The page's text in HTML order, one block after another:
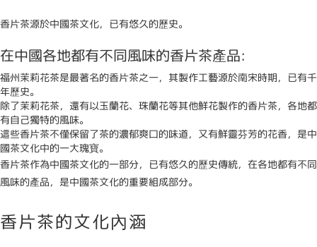
香片茶源於中國茶文化，已有悠久的歷史。
在中國各地都有不同風味的香片茶產品:
福州茉莉花茶是最著名的香片茶之一，其製作工藝源於南宋時期，已有千
年歷史。
除了茉莉花茶，還有以玉蘭花、珠蘭花等其他鮮花製作的香片茶，各地都
有自己獨特的風味。
這些香片茶不僅保留了茶的濃郁爽口的味道，又有鮮靈芬芳的花香，是中
國茶文化中的一大瑰寶。
香片茶作為中國茶文化的一部分，已有悠久的歷史傳統，在各地都有不同
風味的產品，是中國茶文化的重要組成部分。
香片茶的文化內涵